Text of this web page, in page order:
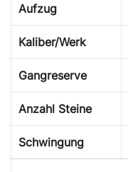
Aufzug
Kaliber/Werk
Gangreserve
Anzahl Steine
Schwingung